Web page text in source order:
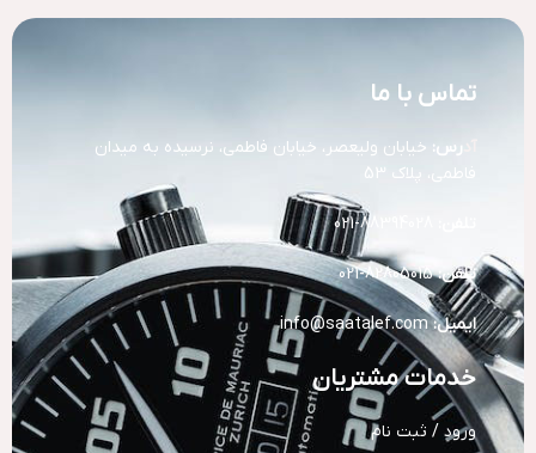
تماس با ما
رس: خیابان ولیعصر، خیابان فاطمی، نرسیده به میدان
فاطمی، پلاک 53
تلفن:82805015-021
ایمیل: info@saatalef.com
خدمات مشتریان
ورود / ثبت نام